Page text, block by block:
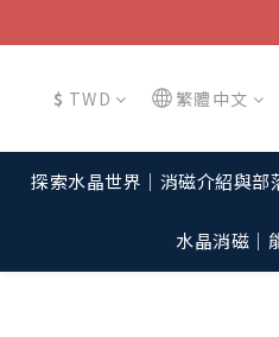
$ TWD 繁體中文
探索水晶世界│消磁介紹與部
水晶消磁│